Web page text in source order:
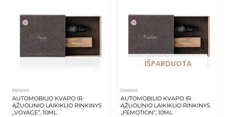
Dovanos
AUTOMOBILIO KVAPO IR
ĄŽUOLINIO LAIKIKLIO RINKINYS
„VOYAGE”, 10ML
IŠPARDUOTA
Dovanos
AUTOMOBILIO KVAPO IR
ĄŽUOLINIO LAIKIKLIO RINKINYS
„FEMOTION”, 10ML